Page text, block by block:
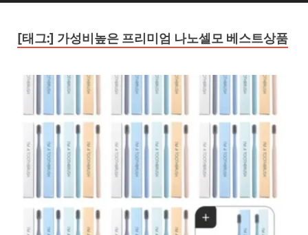
[태그:] 가성비높은 프리미엄 나노셀모 베스트상품